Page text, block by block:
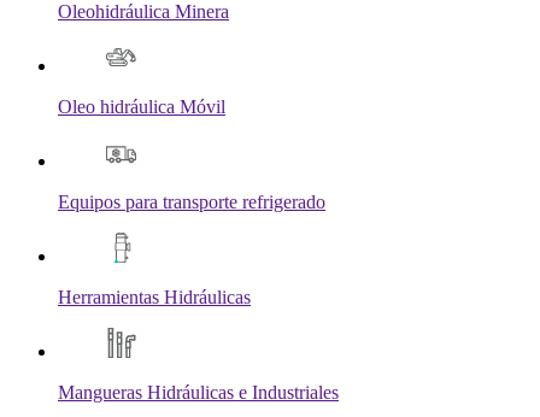
Oleohidráulica Minera
Oleo hidráulica Móvil
Equipos para transporte refrigerado
Herramientas Hidráulicas
Mangueras Hidráulicas e Industriales